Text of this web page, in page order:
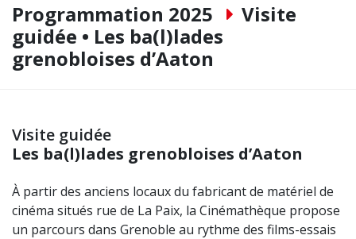
Programmation 2025
Visite
guidée • Les ba(l)lades
grenobloises d’Aaton
Visite guidée
Les ba(l)lades grenobloises d’Aaton
À partir des anciens locaux du fabricant de matériel de
cinéma situés rue de La Paix, la Cinémathèque propose
un parcours dans Grenoble au rythme des films-essais